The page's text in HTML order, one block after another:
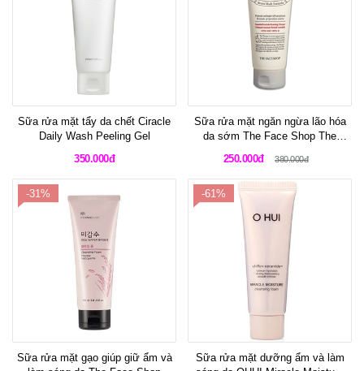
Sữa rửa mặt tẩy da chết Ciracle
Daily Wash Peeling Gel
350.000đ
Sữa rửa mặt ngăn ngừa lão hóa
da sớm The Face Shop The
Foaming Cleanser 150ml
250.000đ 380.000đ
-31%
Sữa rửa mặt gạo giúp giữ ẩm và
-61%
Sữa rửa mặt dưỡng ẩm và làm